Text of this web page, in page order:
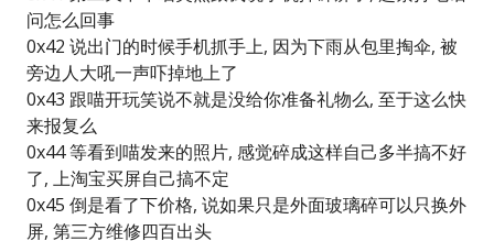
问怎么回事
0x42 说出门的时候手机抓手上, 因为下雨从包里掏伞, 被
旁边人大吼一声吓掉地上了
0x43 跟喵开玩笑说不就是没给你准备礼物么, 至于这么快
来报复么
0x44 等看到喵发来的照片, 感觉碎成这样自己多半搞不好
了, 上淘宝买屏自己搞不定
0x45 倒是看了下价格, 说如果只是外面玻璃碎可以只换外
屏, 第三方维修四百出头